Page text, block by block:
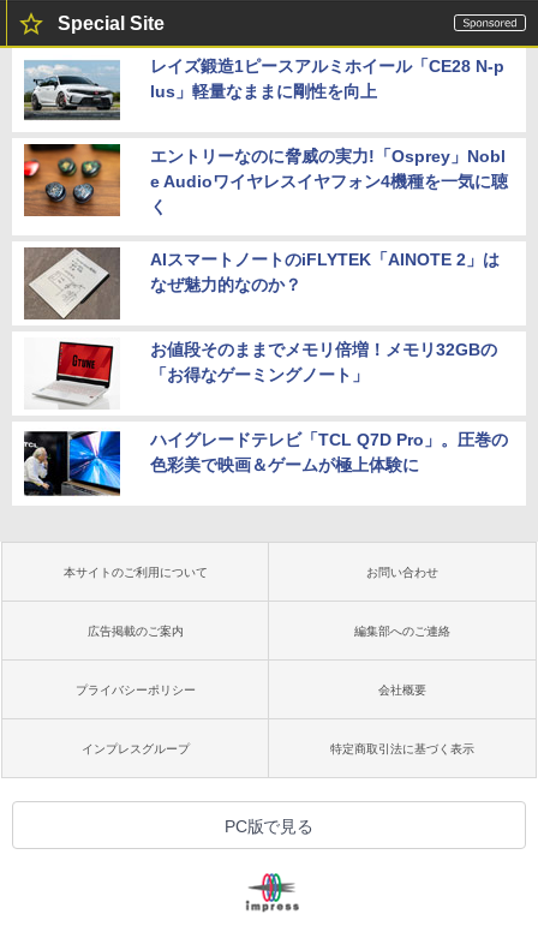
Special Site
レイズ鍛造1ピースアルミホイール「CE28 N-p
lus」軽量なままに剛性を向上
エントリーなのに脅威の実力!「Osprey」Nobl
e Audioワイヤレスイヤフォン4機種を一気に聴
く
AIスマートノートのiFLYTEK「AINOTE 2」は
なぜ魅力的なのか？
お値段そのままでメモリ倍増！メモリ32GBの
「お得なゲーミングノート」
ハイグレードテレビ「TCL Q7D Pro」。圧巻の
色彩美で映画＆ゲームが極上体験に
本サイトのご利用について お問い合わせ
広告掲載のご案内 編集部へのご連絡
プライバシーポリシー 会社概要
インプレスグループ 特定商取引法に基づく表示
PC版で見る